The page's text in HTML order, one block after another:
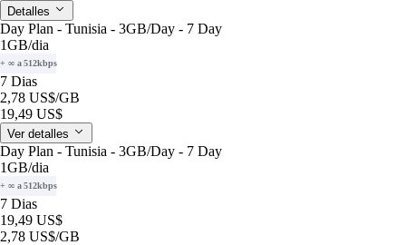
Detalles
Day Plan - Tunisia - 3GB/Day - 7 Day
1GB/dia
+ ∞ a 512kbps
7 Dias
2,78 US$/GB
19,49 US$
Ver detalles
Day Plan - Tunisia - 3GB/Day - 7 Day
1GB/dia
+ ∞ a 512kbps
7 Dias
19,49 US$
2,78 US$/GB